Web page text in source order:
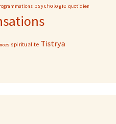
psychologie quotidien
spiritualite Tistrya